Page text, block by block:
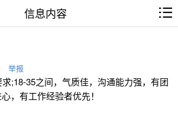
信息内容
举报
;18-35之间，气质佳，沟通能力强，有团
，有工作经验者优先！